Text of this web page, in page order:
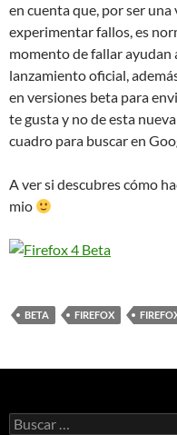
en cuenta que, por ser
experimentar fallos, es
momento de fallar ayudan
lanzamiento oficial,
en versiones beta para
te gusta y no de esta
cuadro para buscar en
A ver si descubres cómo
mio
BETA FIREFOX
B